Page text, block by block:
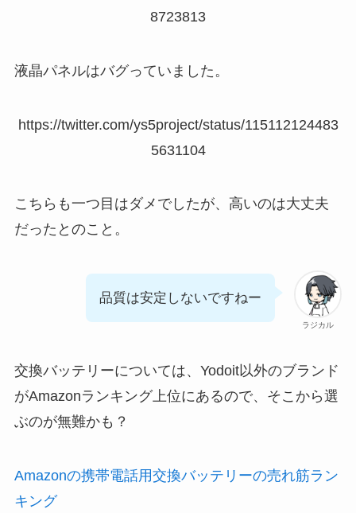
8723813
液晶パネルはバグっていました。
https://twitter.com/ys5project/status/115112124483
5631104
こちらも一つ目はダメでしたが、高いのは大丈夫
だったとのこと。
ラジカル
品質は安定しないですねー
交換バッテリーについては、Yodoit以外のブランド
がAmazonランキング上位にあるので、そこから選
ぶのが無難かも？
Amazonの携帯電話用交換バッテリーの売れ筋ラン
キング